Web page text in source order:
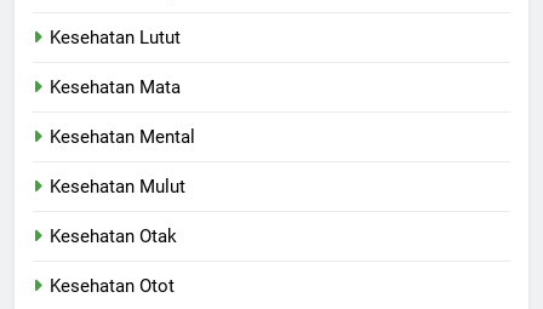
Kesehatan Lutut
Kesehatan Mata
Kesehatan Mental
Kesehatan Mulut
Kesehatan Otak
Kesehatan Otot